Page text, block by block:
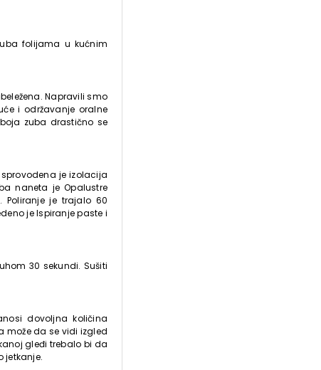
folijama u kućnim
Napravili smo
i održavanje oralne
zuba drastično se
je izolacija
naneta je Opalustre
Poliranje je trajalo 60
je Ispiranje paste i
30 sekundi. Sušiti
dovoljna količina
može da se vidi izgled
gleđi trebalo bi da
jetkanje.